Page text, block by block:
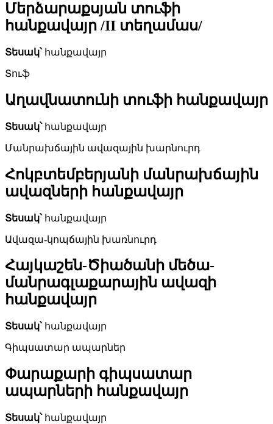
Մերձարաքսյան տուֆի
հանքավայր /II տեղամաս/
Տեսակ՝հանքավայր
Տուֆ
Աղավնատունի տուֆի հանքավայր
Տեսակ՝հանքավայր
Մանրախճային ավազային խարնուրդ
Հոկբտեմբերյանի մանրախճային
ավազների հանքավայր
Տեսակ՝հանքավայր
Ավազա-կոպճային խառնուրդ
Հայկաշեն-Ծիածանի մեծա-
մանրագլաքարային ավազի
հանքավայր
Տեսակ՝հանքավայր
Գիպսատար ապարներ
Փարաքարի գիպսատար
ապարների հանքավայր
Տեսակ՝հանքավայր